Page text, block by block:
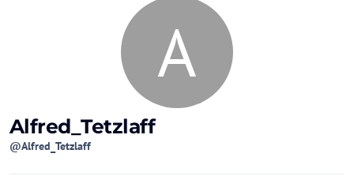
A
Alfred_Tetzlaff
@Alfred_Tetzlaff